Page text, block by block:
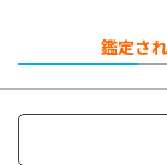
鑑定さ